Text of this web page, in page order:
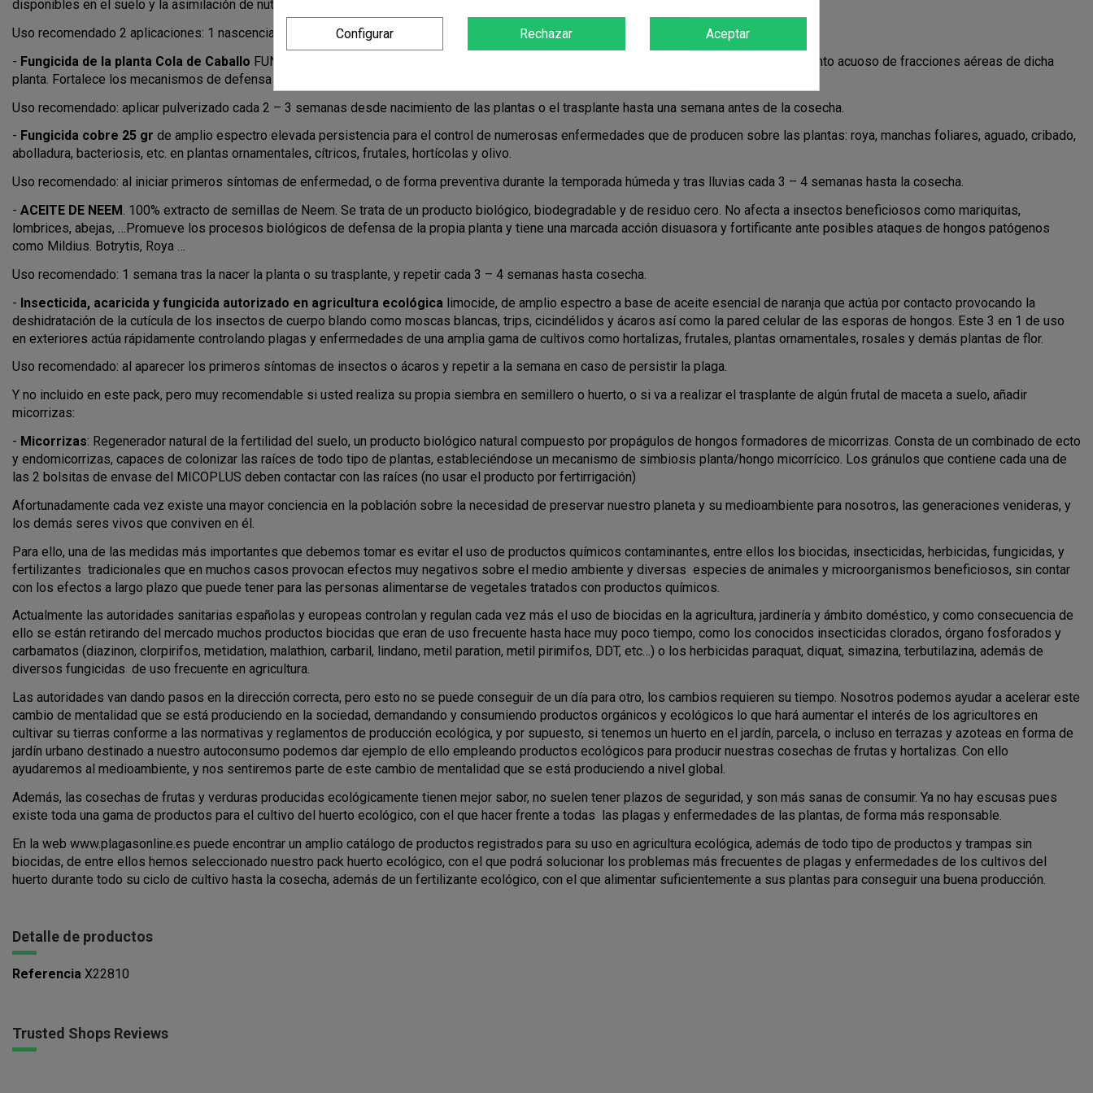
disponibles en el suelo y la asimilación de nutrientes.
Uso recomendado 2 aplicaciones: 1 nascencia de las plantas, 2 cuajado de los primeros frutos.
- Fungicida de la planta Cola de Caballo FUNGIBAC, es un formulado a base de Equisetum arvense L (cola de caballo) obtenido por tratamiento acuoso de fracciones aéreas de dicha
planta. Fortalece los mecanismos de defensa de los cultivos frente a determinados hongos y oomicetos patógenos.
Uso recomendado: aplicar pulverizado cada 2 – 3 semanas desde nacimiento de las plantas o el trasplante hasta una semana antes de la cosecha.
- Fungicida cobre 25 gr de amplio espectro elevada persistencia para el control de numerosas enfermedades que de producen sobre las plantas: roya, manchas foliares, aguado, cribado,
abolladura, bacteriosis, etc. en plantas ornamentales, cítricos, frutales, hortícolas y olivo.
Uso recomendado: al iniciar primeros síntomas de enfermedad, o de forma preventiva durante la temporada húmeda y tras lluvias cada 3 – 4 semanas hasta la cosecha.
- ACEITE DE NEEM. 100% extracto de semillas de Neem. Se trata de un producto biológico, biodegradable y de residuo cero. No afecta a insectos beneficiosos como mariquitas,
lombrices, abejas, …Promueve los procesos biológicos de defensa de la propia planta y tiene una marcada acción disuasora y fortificante ante posibles ataques de hongos patógenos
como Mildius. Botrytis, Roya …
Uso recomendado: 1 semana tras la nacer la planta o su trasplante, y repetir cada 3 – 4 semanas hasta cosecha.
- Insecticida, acaricida y fungicida autorizado en agricultura ecológica limocide, de amplio espectro a base de aceite esencial de naranja que actúa por contacto provocando la
deshidratación de la cutícula de los insectos de cuerpo blando como moscas blancas, trips, cicindélidos y ácaros así como la pared celular de las esporas de hongos. Este 3 en 1 de uso
en exteriores actúa rápidamente controlando plagas y enfermedades de una amplia gama de cultivos como hortalizas, frutales, plantas ornamentales, rosales y demás plantas de flor.
Uso recomendado: al aparecer los primeros síntomas de insectos o ácaros y repetir a la semana en caso de persistir la plaga.
Y no incluido en este pack, pero muy recomendable si usted realiza su propia siembra en semillero o huerto, o si va a realizar el trasplante de algún frutal de maceta a suelo, añadir
micorrizas:
- Micorrizas: Regenerador natural de la fertilidad del suelo, un producto biológico natural compuesto por propágulos de hongos formadores de micorrizas. Consta de un combinado de ecto
y endomicorrizas, capaces de colonizar las raíces de todo tipo de plantas, estableciéndose un mecanismo de simbiosis planta/hongo micorrícico. Los gránulos que contiene cada una de
las 2 bolsitas de envase del MICOPLUS deben contactar con las raíces (no usar el producto por fertirrigación)
Afortunadamente cada vez existe una mayor conciencia en la población sobre la necesidad de preservar nuestro planeta y su medioambiente para nosotros, las generaciones venideras, y
los demás seres vivos que conviven en él.
Para ello, una de las medidas más importantes que debemos tomar es evitar el uso de productos químicos contaminantes, entre ellos los biocidas, insecticidas, herbicidas, fungicidas, y
fertilizantes tradicionales que en muchos casos provocan efectos muy negativos sobre el medio ambiente y diversas especies de animales y microorganismos beneficiosos, sin contar
con los efectos a largo plazo que puede tener para las personas alimentarse de vegetales tratados con productos químicos.
Actualmente las autoridades sanitarias españolas y europeas controlan y regulan cada vez más el uso de biocidas en la agricultura, jardinería y ámbito doméstico, y como consecuencia de
ello se están retirando del mercado muchos productos biocidas que eran de uso frecuente hasta hace muy poco tiempo, como los conocidos insecticidas clorados, órgano fosforados y
carbamatos (diazinon, clorpirifos, metidation, malathion, carbaril, lindano, metil paration, metil pirimifos, DDT, etc…) o los herbicidas paraquat, diquat, simazina, terbutilazina, además de
diversos fungicidas de uso frecuente en agricultura.
Las autoridades van dando pasos en la dirección correcta, pero esto no se puede conseguir de un día para otro, los cambios requieren su tiempo. Nosotros podemos ayudar a acelerar este
cambio de mentalidad que se está produciendo en la sociedad, demandando y consumiendo productos orgánicos y ecológicos lo que hará aumentar el interés de los agricultores en
cultivar su tierras conforme a las normativas y reglamentos de producción ecológica, y por supuesto, si tenemos un huerto en el jardín, parcela, o incluso en terrazas y azoteas en forma de
jardín urbano destinado a nuestro autoconsumo podemos dar ejemplo de ello empleando productos ecológicos para producir nuestras cosechas de frutas y hortalizas. Con ello
ayudaremos al medioambiente, y nos sentiremos parte de este cambio de mentalidad que se está produciendo a nivel global.
Además, las cosechas de frutas y verduras producidas ecológicamente tienen mejor sabor, no suelen tener plazos de seguridad, y son más sanas de consumir. Ya no hay escusas pues
existe toda una gama de productos para el cultivo del huerto ecológico, con el que hacer frente a todas las plagas y enfermedades de las plantas, de forma más responsable.
En la web www.plagasonline.es puede encontrar un amplio catálogo de productos registrados para su uso en agricultura ecológica, además de todo tipo de productos y trampas sin
biocidas, de entre ellos hemos seleccionado nuestro pack huerto ecológico, con el que podrá solucionar los problemas más frecuentes de plagas y enfermedades de los cultivos del
huerto durante todo su ciclo de cultivo hasta la cosecha, además de un fertilizante ecológico, con el que alimentar suficientemente a sus plantas para conseguir una buena producción.
Detalle de productos
Referencia X22810
Trusted Shops Reviews
Configurar Rechazar Aceptar